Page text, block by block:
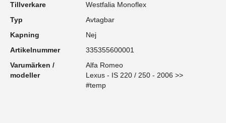
Tillverkare
Westfalia Monoflex
Typ
Avtagbar
Kapning
Nej
Artikelnummer
335355600001
Varumärken /
modeller
Alfa Romeo
Lexus - IS 220 / 250 - 2006 >>
#temp